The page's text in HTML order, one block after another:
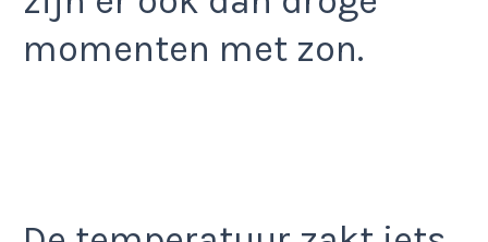
momenten met zon.